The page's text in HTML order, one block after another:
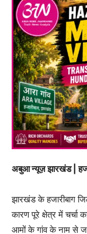
अबुआ न्यूज़ झारखंड |
झारखंड के हजारीबाग
कारण पूरे क्षेत्र में चर्चा
आमों के गांव के नाम से